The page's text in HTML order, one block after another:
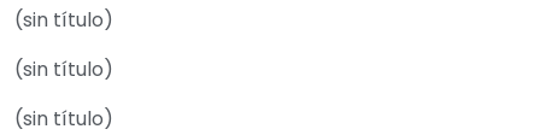
(sin título)
(sin título)
(sin título)